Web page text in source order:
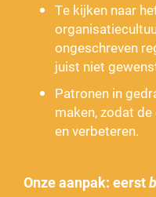
Te kijken naar
ongeschreven
juist niet
Patronen in
maken, zodat
en verbeteren.
Onze aanpak: eerst